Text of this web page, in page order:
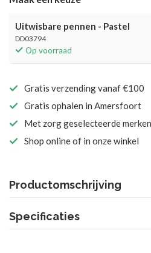
Uitwisbare pennen - Pastel
DD03794
Op voorraad
Gratis verzending vanaf €100
Gratis ophalen in Amersfoort
Met zorg geselecteerde merken
Shop online of in onze winkel
Productomschrijving
Specificaties